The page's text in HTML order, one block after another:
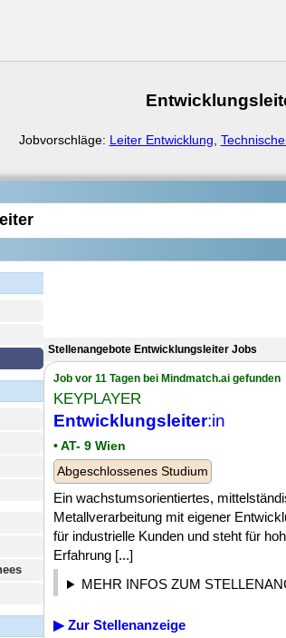
Jobvorschläge: Leiter Entwicklung
Stellenangebote Entwicklungsleiter Jobs
Job vor 11 Tagen bei Mindmatch.ai gefunden
KEYPLAYER
Entwicklungsleiter:in
• AT- 9 Wien
Abgeschlossenes Studium
Ein wachstumsorientiertes,
Metallverarbeitung mit eigener
für industrielle Kunden und steht für
Erfahrung [...]
MEHR INFOS ZUM
▶ Zur Stellenanzeige